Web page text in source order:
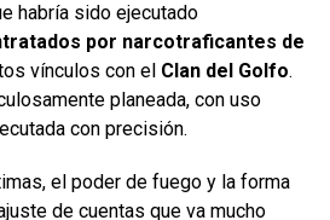
habría sido ejecutado
por narcotraficantes de
vínculos con el Clan del Golfo.
planeada, con uso
con precisión.
el poder de fuego y la forma
de cuentas que va mucho